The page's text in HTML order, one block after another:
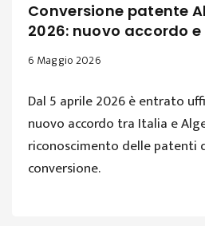
Conversione patente
2026: nuovo accordo
6 Maggio 2026
Dal 5 aprile 2026 è entrato
nuovo accordo tra Italia e
riconoscimento delle patenti
conversione.